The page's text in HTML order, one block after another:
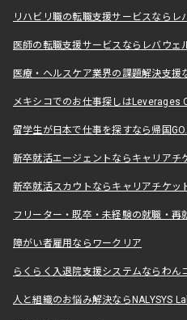
リハビリ職の転職支援サービスならレ
医師の転職支援サービスならレバウェ
医療・ヘルスケア業界の課題解決支援
メキシコでのお仕事探しはLeverages
留学生が日本で仕事を探すなら帰国
新卒就活エージェントならキャリアチ
新卒就活スカウトならキャリアチケッ
フリーター・既卒・未経験の就職・再
障がい者雇用ならワークリア
らくらく入退院支援システムならわん
人と組織のお悩み解決ならNALYSYS